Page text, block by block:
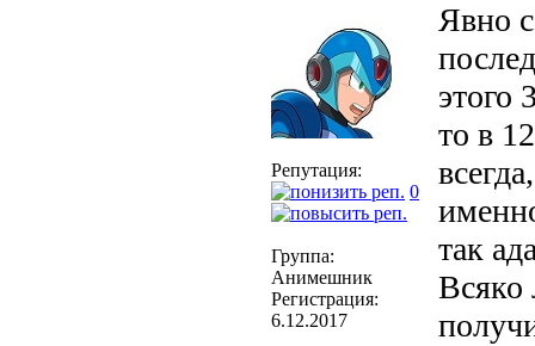
Репутация:
0
Группа:
Анимешник
Регистрация:
6.12.2017
Явно
этого
то в
так
Всяко